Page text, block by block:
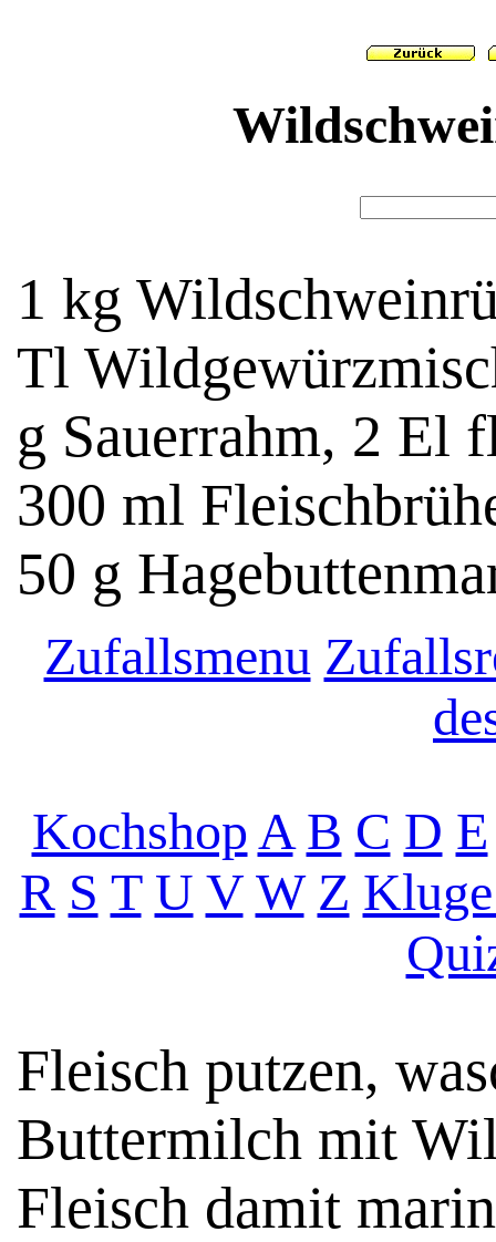
1 kg
Tl
g Sauerrahm, 2 El
300 ml
50 g
Zufallsmenu
KochshopA B C D E
R S T U V W Z
Fleisch putzen,
Buttermilch mit
Fleisch damit